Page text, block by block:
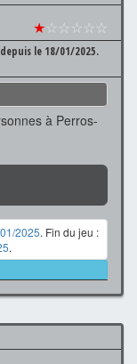
★☆☆☆☆☆
le 18/01/2025.
à Perros-
2025. Fin du jeu :
.